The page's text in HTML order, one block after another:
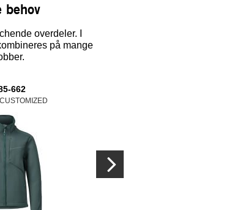
behov
overdeler. I
på mange
662